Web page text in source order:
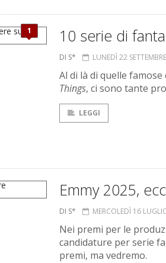
1 10 serie di
DI S* LUNEDÌ 22
Al di là di quelle famose
Things, ci sono tante
LEGGI
Emmy 2025,
DI S* MERCOLEDÌ 16
Nei premi per le
candidature per serie
premi, ma vedremo.